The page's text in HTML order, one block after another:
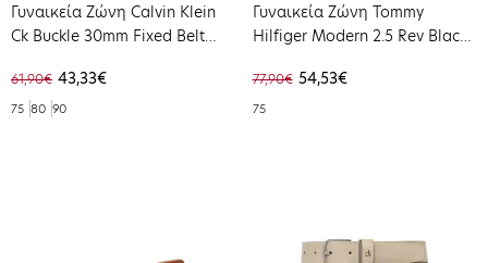
Γυναικεία Ζώνη Calvin Klein
Ck Buckle 30mm Fixed Belt
LV04F7054G-2X7
61,90€ 43,33€
75 80 90
Γυναικεία Ζώνη Tommy
Hilfiger Modern 2.5 Rev Black
BDS
77,90€ 54,53€
75